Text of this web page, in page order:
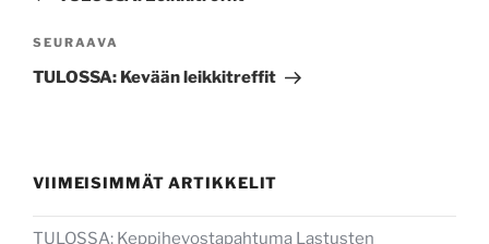
Seuraava
artikkeli
SEURAAVA
TULOSSA: Kevään leikkitreffit
VIIMEISIMMÄT ARTIKKELIT
TULOSSA: Keppihevostapahtuma Lastusten